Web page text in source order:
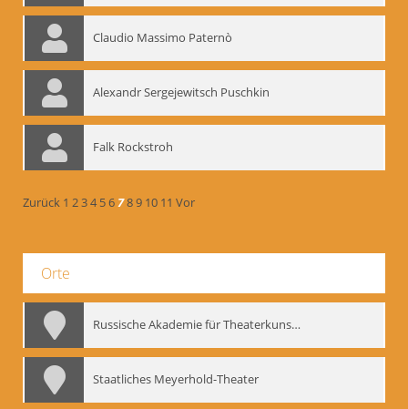
Claudio Massimo Paternò
Alexandr Sergejewitsch Puschkin
Falk Rockstroh
Zurück 1 234 56789 10 11 Vor
Orte
Russische Akademie für Theaterkunst – GITIS
Staatliches Meyerhold-Theater